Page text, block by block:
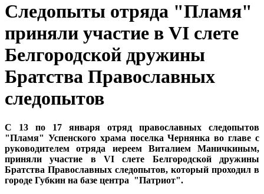
Следопыты отряда "Пламя"
приняли участие в VI слете
Белгородской дружины
Братства Православных
следопытов
С 13 по 17 января отряд православных следопытов
"Пламя" Успенского храма поселка Чернянка во главе с
руководителем отряда иереем Виталием Маничкиным,
приняли участие в VI слете Белгородской дружины
Братства Православных следопытов, который проходил в
городе Губкин на базе центра "Патриот".